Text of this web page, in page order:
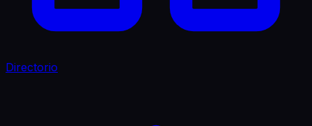
Directorio